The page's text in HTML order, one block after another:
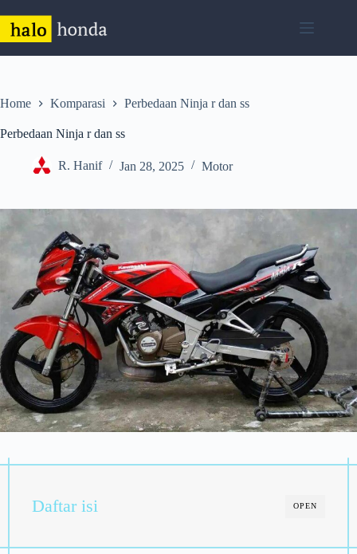
to
content
Home Komparasi Perbedaan Ninja r dan ss
Perbedaan Ninja r dan ss
R. Hanif Jan 28, 2025 Motor
OPEN
Daftar isi